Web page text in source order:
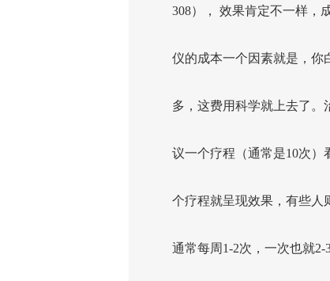
308）， 效果肯定不一样，
仪的成本一个因素就是，你
多，这费用科学就上去了。
议一个疗程（通常是10次）
个疗程就呈现效果，有些人
通常每周1-2次，一次也就2-